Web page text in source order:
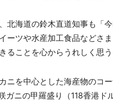
北海道の鈴木直道知事も「
ーツや水産加工食品などさ
ることを心からうれしく思う
ニを中心とした海産物のコ
ガニの甲羅盛り（118香港